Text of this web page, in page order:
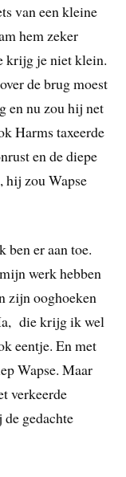
van een kleine
hem zeker
krijg je niet klein.
de brug moest
en nu zou hij net
Harms taxeerde
en de diepe
hij zou Wapse
ben er aan toe.
werk hebben
zijn ooghoeken
die krijg ik wel
eentje. En met
Wapse. Maar
verkeerde
gedachte